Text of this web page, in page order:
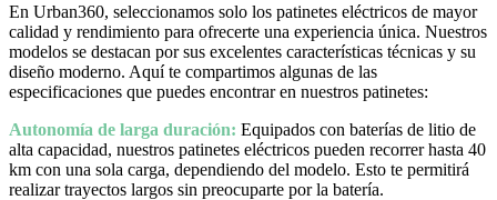
En Urban360, seleccionamos solo los patinetes eléctricos de mayor
calidad y rendimiento para ofrecerte una experiencia única. Nuestros
modelos se destacan por sus excelentes características técnicas y su
diseño moderno. Aquí te compartimos algunas de las
especificaciones que puedes encontrar en nuestros patinetes:
Autonomía de larga duración: Equipados con baterías de litio de
alta capacidad, nuestros patinetes eléctricos pueden recorrer hasta 40
km con una sola carga, dependiendo del modelo. Esto te permitirá
realizar trayectos largos sin preocuparte por la batería.